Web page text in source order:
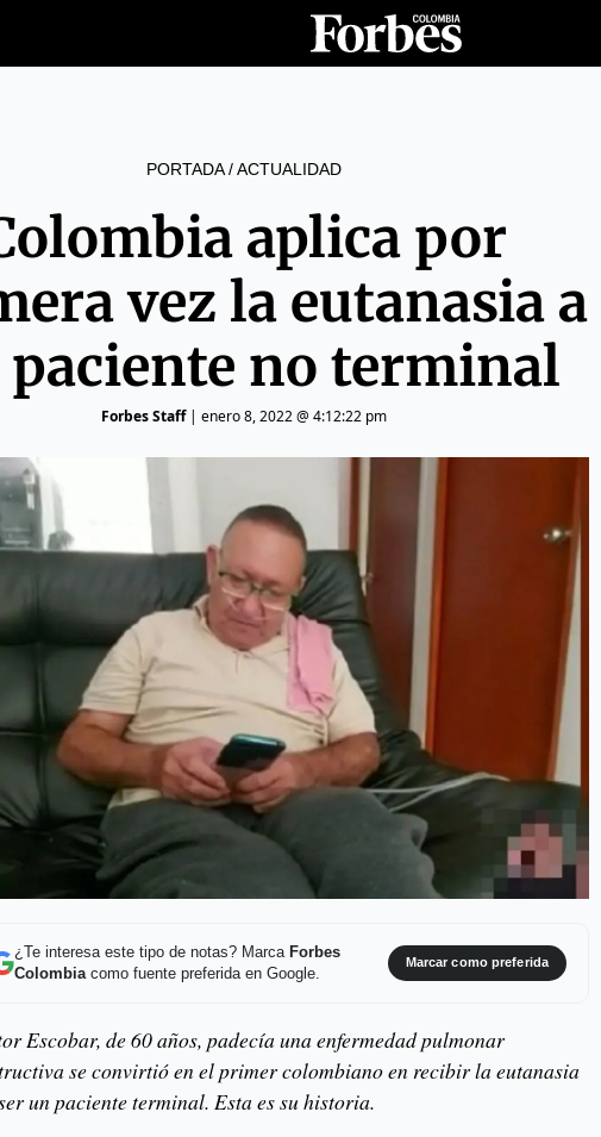
PORTADA/ACTUALIDAD
aplica por
vez la eutanasia a
no terminal
Forbes Staff| enero 8, 2022 @ 4:12:22 pm
¿Te interesa este tipo de notas? Marca Forbes
Colombiacomo fuente preferida en Google.
Marcar como preferida
Escobar, de 60 años, padecía una enfermedad pulmonar
se convirtió en el primer colombiano en recibir la eutanasia
un paciente terminal. Esta es su historia.